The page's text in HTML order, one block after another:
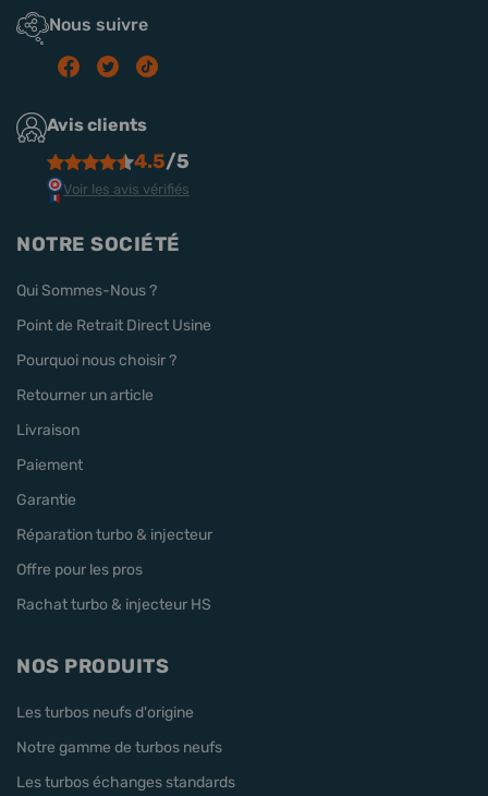
Nous suivre
Avis clients
4.5/5
Voir les avis vérifiés
NOTRE SOCIÉTÉ
Qui Sommes-Nous ?
Point de Retrait Direct Usine
Pourquoi nous choisir ?
Retourner un article
Livraison
Paiement
Garantie
Réparation turbo & injecteur
Offre pour les pros
Rachat turbo & injecteur HS
NOS PRODUITS
Les turbos neufs d'origine
Notre gamme de turbos neufs
Les turbos échanges standards